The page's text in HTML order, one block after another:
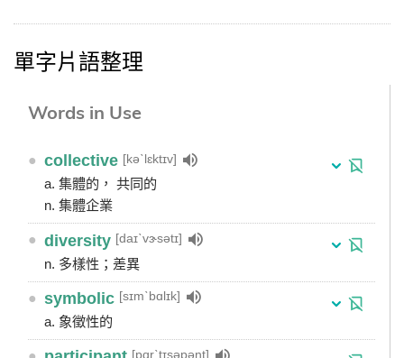
單字片語整理
Words in Use
● collective [kəˋlɛktɪv]
a. 集體的， 共同的
n. 集體企業
● diversity [daɪˋvɝsətɪ]
n. 多樣性；差異
● symbolic [sɪmˋbɑlɪk]
a. 象徵性的
[pɑrˋtɪsəpənt]